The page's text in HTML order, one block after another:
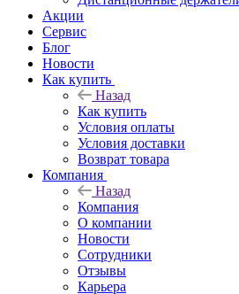
Акции
Сервис
Блог
Новости
Как купить
Назад
Как купить
Условия оплаты
Условия доставки
Возврат товара
Компания
Назад
Компания
О компании
Новости
Сотрудники
Отзывы
Карьера